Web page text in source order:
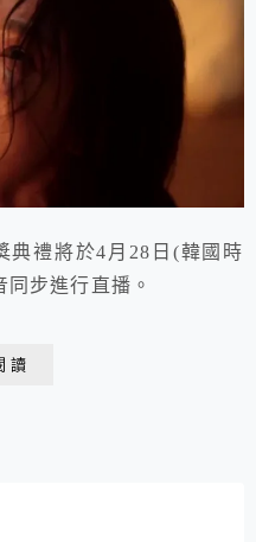
典禮將於4月28日(韓國時
步進行直播。
讀